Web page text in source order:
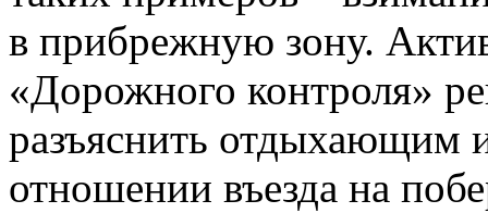
в прибрежную зону.
«Дорожного контроля»
разъяснить отдыхающим
отношении въезда на